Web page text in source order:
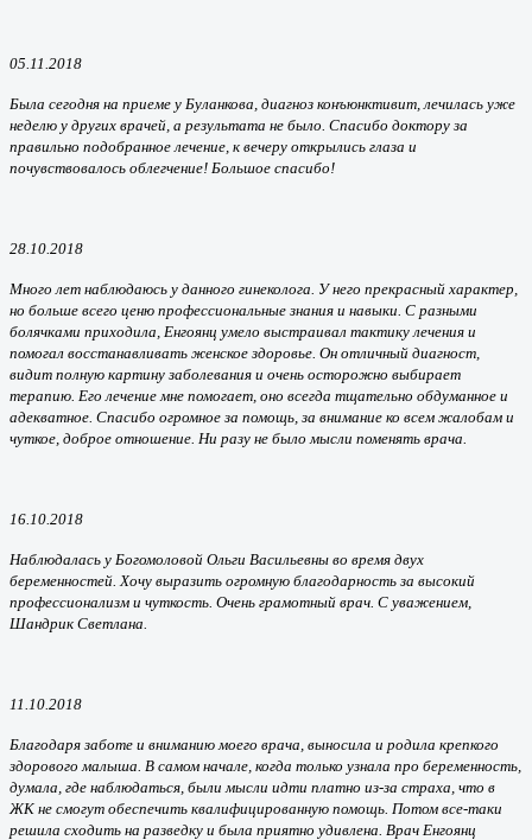
05.11.2018
Была сегодня на приеме у Буланкова, диагноз конъюнктивит, лечилась уже
неделю у других врачей, а результата не было. Спасибо доктору за
правильно подобранное лечение, к вечеру открылись глаза и
почувствовалось облегчение! Большое спасибо!
28.10.2018
Много лет наблюдаюсь у данного гинеколога. У него прекрасный характер,
но больше всего ценю профессиональные знания и навыки. С разными
болячками приходила, Енгоянц умело выстраивал тактику лечения и
помогал восстанавливать женское здоровье. Он отличный диагност,
видит полную картину заболевания и очень осторожно выбирает
терапию. Его лечение мне помогает, оно всегда тщательно обдуманное и
адекватное. Спасибо огромное за помощь, за внимание ко всем жалобам и
чуткое, доброе отношение. Ни разу не было мысли поменять врача.
16.10.2018
Наблюдалась у Богомоловой Ольги Васильевны во время двух
беременностей. Хочу выразить огромную благодарность за высокий
профессионализм и чуткость. Очень грамотный врач. С уважением,
Шандрик Светлана.
11.10.2018
Благодаря заботе и вниманию моего врача, выносила и родила крепкого
здорового малыша. В самом начале, когда только узнала про беременность,
думала, где наблюдаться, были мысли идти платно из-за страха, что в
ЖК не смогут обеспечить квалифицированную помощь. Потом все-таки
решила сходить на разведку и была приятно удивлена. Врач Енгоянц